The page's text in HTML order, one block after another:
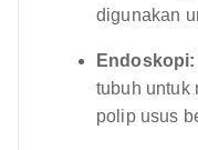
digunakan
Endoskopi:
tubuh untuk
polip usus